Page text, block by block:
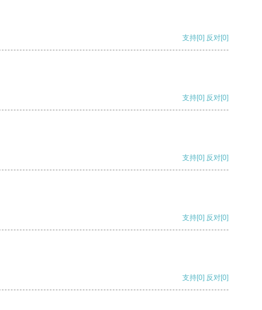
支持[0] 反对[0]
支持[0] 反对[0]
支持[0] 反对[0]
支持[0] 反对[0]
支持[0] 反对[0]